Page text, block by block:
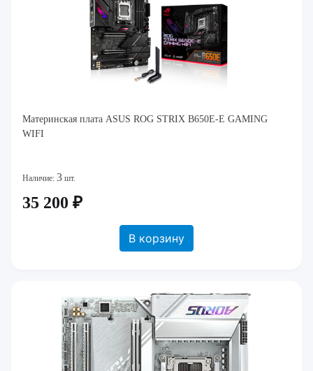
Материнская плата ASUS ROG STRIX B650E-E GAMING
WIFI
Наличие: 3 шт.
35 200 ₽
В корзину